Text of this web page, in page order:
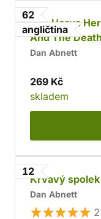
62
angličtina
The Horus
And The
Dan Abnett
269 Kč
skladem
12
Krvavý spolek
Dan Abnett